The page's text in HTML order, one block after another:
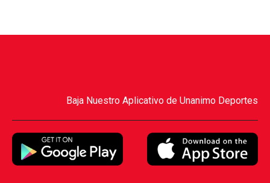
Baja Nuestro Aplicativo de Unanimo Deportes